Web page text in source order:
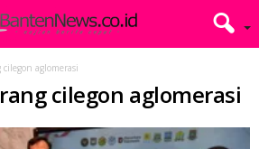
cilegon aglomerasi
cilegon aglomerasi